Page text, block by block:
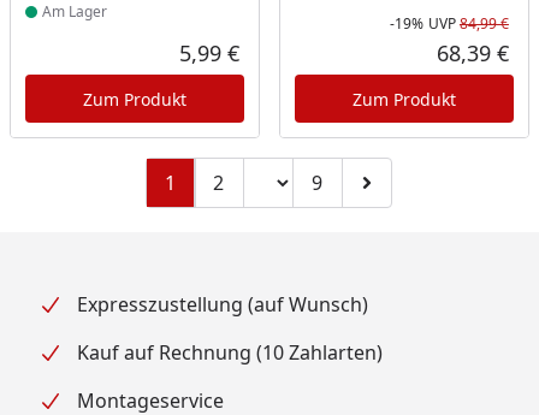
Am Lager
Aktueller Preis
5,99 €
Zum Produkt
-19% UVP84,99 €
68,39 €
Zum Produkt
1 Zu Seite 2
2 Seitenzahl ändern
Zu Seite 9
9 Zur nächsten Seite
Expresszustellung (auf Wunsch)
Kauf auf Rechnung (10 Zahlarten)
Montageservice